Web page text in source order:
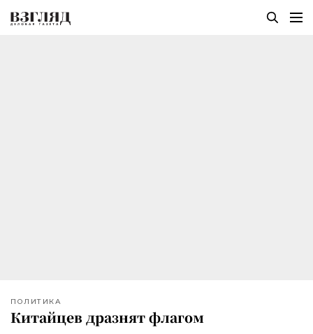
ПОЛИТИКА
Китайцев дразнят флагом